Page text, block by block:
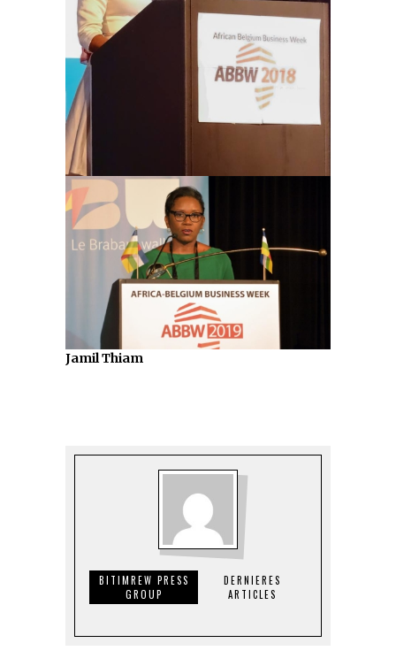
Jamil Thiam
BITIMREW PRESS
GROUP
DERNIERES
ARTICLES